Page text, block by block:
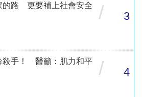
的路 更要補上社會安全
/ 3
殺手！ 醫籲：肌力和平
/ 4